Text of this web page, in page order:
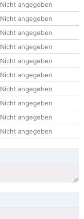
Nicht angegeben
Nicht angegeben
Nicht angegeben
Nicht angegeben
Nicht angegeben
Nicht angegeben
Nicht angegeben
Nicht angegeben
Nicht angegeben
Nicht angegeben